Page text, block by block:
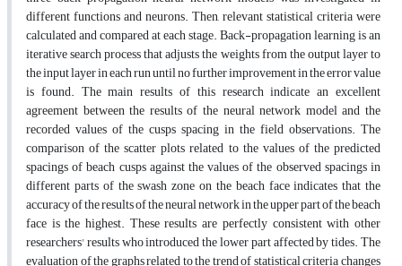
different functions and neurons. Then, relevant statistical criteria were
calculated and compared at each stage. Back-propagation learning is an
iterative search process that adjusts the weights from the output layer to
the input layer in each run until no further improvement in the error value
is found. The main results of this research indicate an excellent
agreement between the results of the neural network model and the
recorded values of the cusps spacing in the field observations. The
comparison of the scatter plots related to the values of the predicted
spacings of beach cusps against the values of the observed spacings in
different parts of the swash zone on the beach face indicates that the
accuracy of the results of the neural network in the upper part of the beach
face is the highest. These results are perfectly consistent with other
researchers' results who introduced the lower part affected by tides. The